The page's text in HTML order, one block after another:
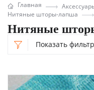
Главная
Нитяные шторы-лапша
Нитяные
Показать